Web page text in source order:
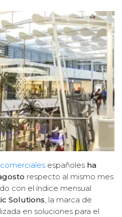
españoles ha
respecto al mismo mes
con el índice mensual
Solutions , la marca de
en soluciones para el